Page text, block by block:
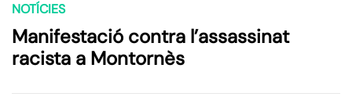
NOTÍCIES
Manifestació contra l’assassinat
racista a Montornès